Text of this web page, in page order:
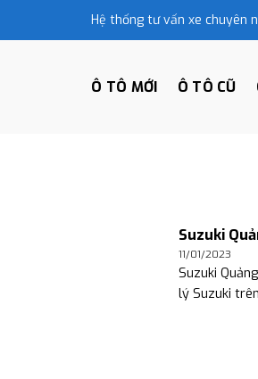
Hệ thống tư vấn xe chuyên
Ô TÔ MỚI Ô TÔ CŨ
Suzuki
11/01/2023
Suzuki
lý Suzuki